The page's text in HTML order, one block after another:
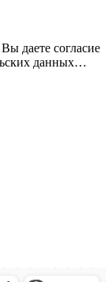
даете согласие
данных…